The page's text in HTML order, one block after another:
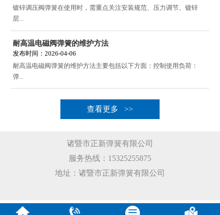
镀锌调压阀弹簧在使用时，需重点关注安装规范、压力调节、镀锌
层...
耐高温电磁阀弹簧的维护方法
发布时间：2026-04-06
耐高温电磁阀弹簧的维护方法主要包括以下方面：控制使用负荷：
弹...
查看更多 >>
诸暨市正新弹簧有限公司
服务热线：15325255875
地址：诸暨市正新弹簧有限公司